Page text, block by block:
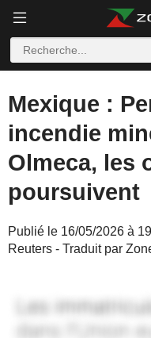
Mexique :
incendie
Olmeca, les
poursuivent
Publié le 16/05/2026 à
Reuters - Traduit par